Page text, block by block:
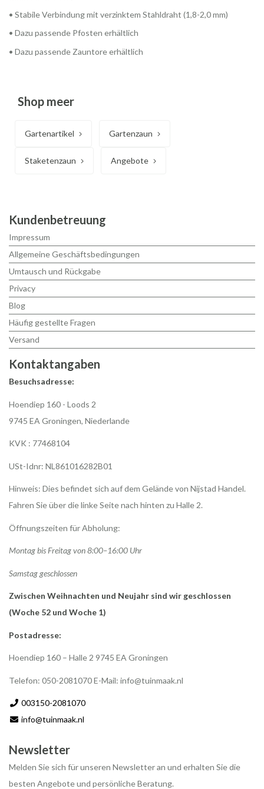
• Stabile Verbindung mit verzinktem Stahldraht (1,8-2,0 mm)
• Dazu passende Pfosten erhältlich
• Dazu passende Zauntore erhältlich
Shop meer
Gartenartikel Gartenzaun
Staketenzaun Angebote
Kundenbetreuung
Impressum
Allgemeine Geschäftsbedingungen
Umtausch und Rückgabe
Privacy
Blog
Häufig gestellte Fragen
Versand
Kontaktangaben
Besuchsadresse:
Hoendiep 160 - Loods 2
9745 EA Groningen, Niederlande
KVK : 77468104
USt-Idnr: NL861016282B01
Hinweis: Dies befindet sich auf dem Gelände von Nijstad Handel.
Fahren Sie über die linke Seite nach hinten zu Halle 2.
Öffnungszeiten für Abholung:
Montag bis Freitag von 8:00–16:00 Uhr
Samstag geschlossen
Zwischen Weihnachten und Neujahr sind wir geschlossen
(Woche 52 und Woche 1)
Postadresse:
Hoendiep 160 – Halle 2 9745 EA Groningen
Telefon: 050-2081070 E-Mail: info@tuinmaak.nl
003150-2081070
info@tuinmaak.nl
Newsletter
Melden Sie sich für unseren Newsletter an und erhalten Sie die
besten Angebote und persönliche Beratung.